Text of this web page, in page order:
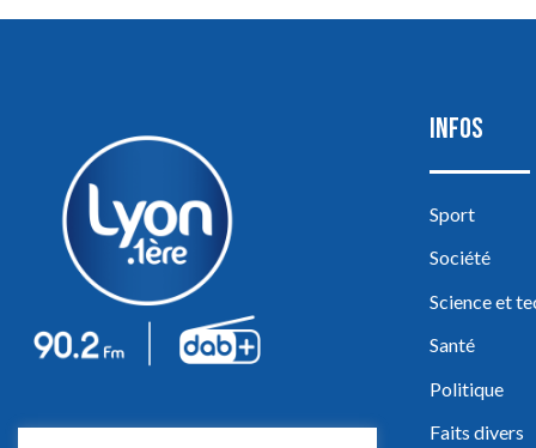
INFOS
Sport
Société
Science et
Santé
Politique
Faits divers